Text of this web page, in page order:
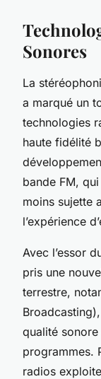
Sonores
La
a marqué un
technologies
haute fidélité
bande FM,
moins sujette
l’expérience
Avec l’essor
pris une
terrestre,
qualité
programmes.
radios